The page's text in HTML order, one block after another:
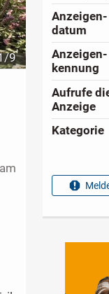
/9
Anzeigen­
datum
Anzeigen­
kennung
Aufrufe
Anzeige
Kategorie